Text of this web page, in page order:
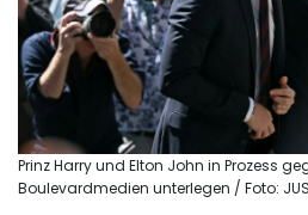
Prinz Harry und Elton John in Prozess
Boulevardmedien unterlegen / Foto: